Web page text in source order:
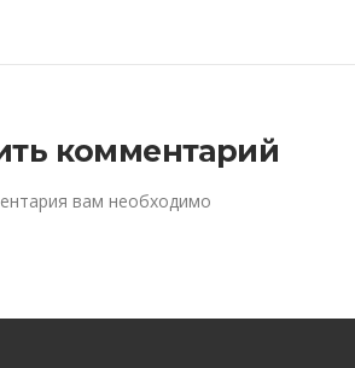
комментарий
вам необходимо